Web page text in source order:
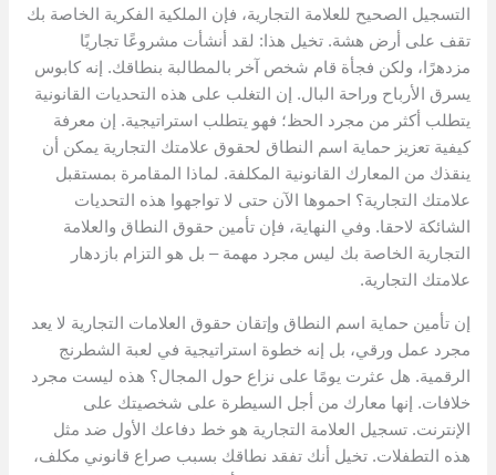
التسجيل الصحيح للعلامة التجارية، فإن الملكية الفكرية الخاصة بك
تقف على أرض هشة. تخيل هذا: لقد أنشأت مشروعًا تجاريًا
مزدهرًا، ولكن فجأة قام شخص آخر بالمطالبة بنطاقك. إنه كابوس
يسرق الأرباح وراحة البال. إن التغلب على هذه التحديات القانونية
يتطلب أكثر من مجرد الحظ؛ فهو يتطلب استراتيجية. إن معرفة
كيفية تعزيز حماية اسم النطاق لحقوق علامتك التجارية يمكن أن
ينقذك من المعارك القانونية المكلفة. لماذا المقامرة بمستقبل
علامتك التجارية؟ احموها الآن حتى لا تواجهوا هذه التحديات
الشائكة لاحقا. وفي النهاية، فإن تأمين حقوق النطاق والعلامة
التجارية الخاصة بك ليس مجرد مهمة – بل هو التزام بازدهار
علامتك التجارية.
إن تأمين حماية اسم النطاق وإتقان حقوق العلامات التجارية لا يعد
مجرد عمل ورقي، بل إنه خطوة استراتيجية في لعبة الشطرنج
الرقمية. هل عثرت يومًا على نزاع حول المجال؟ هذه ليست مجرد
خلافات. إنها معارك من أجل السيطرة على شخصيتك على
الإنترنت. تسجيل العلامة التجارية هو خط دفاعك الأول ضد مثل
هذه التطفلات. تخيل أنك تفقد نطاقك بسبب صراع قانوني مكلف،